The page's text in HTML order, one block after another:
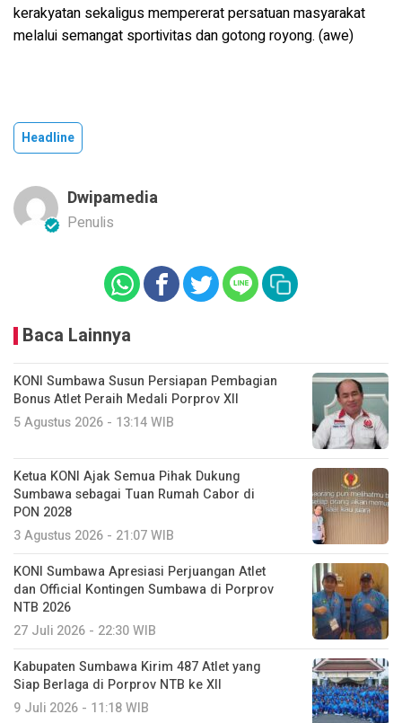
kerakyatan sekaligus mempererat persatuan masyarakat
melalui semangat sportivitas dan gotong royong. (awe)
Headline
Dwipamedia
Penulis
Baca Lainnya
KONI Sumbawa Susun Persiapan Pembagian
Bonus Atlet Peraih Medali Porprov XII
5 Agustus 2026 - 13:14 WIB
Ketua KONI Ajak Semua Pihak Dukung
Sumbawa sebagai Tuan Rumah Cabor di
PON 2028
3 Agustus 2026 - 21:07 WIB
KONI Sumbawa Apresiasi Perjuangan Atlet
dan Official Kontingen Sumbawa di Porprov
NTB 2026
27 Juli 2026 - 22:30 WIB
Kabupaten Sumbawa Kirim 487 Atlet yang
Siap Berlaga di Porprov NTB ke XII
9 Juli 2026 - 11:18 WIB